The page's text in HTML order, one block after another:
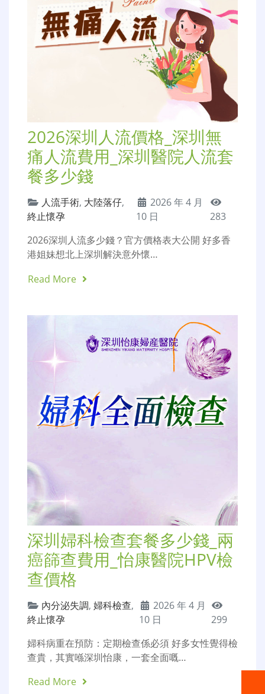
2026深圳人流價格_深圳無
痛人流費用_深圳醫院人流套
餐多少錢
人流手術, 大陸落仔,
終止懷孕
2026 年 4 月
10 日
283
2026深圳人流多少錢？官方價格表大公開 好多香
港姐妹想北上深圳解決意外懷…
Read More
深圳婦科檢查套餐多少錢_兩
癌篩查費用_怡康醫院HPV檢
查價格
內分泌失調, 婦科檢查,
終止懷孕
2026 年 4 月
10 日
299
婦科病重在預防：定期檢查係必須 好多女性覺得檢
查貴，其實喺深圳怡康，一套全面嘅…
Read More